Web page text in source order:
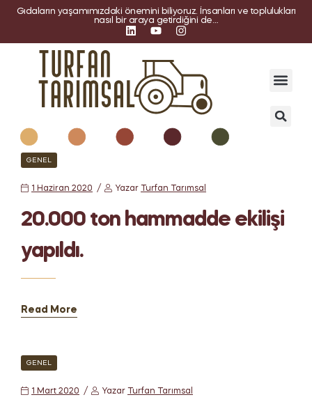
Gıdaların yaşamımızdaki önemini biliyoruz. İnsanları ve toplulukları
nasıl bir araya getirdiğini de…
GENEL
1 Haziran 2020 Yazar Turfan Tarımsal
20.000 ton hammadde ekilişi
yapıldı.
Read More
GENEL
1 Mart 2020 Yazar Turfan Tarımsal